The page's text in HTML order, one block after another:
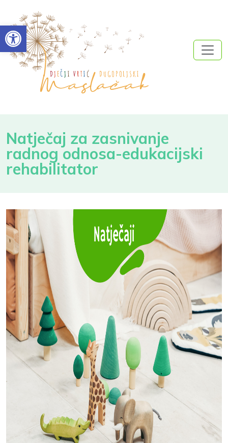
Natječaj za zasnivanje
radnog odnosa-edukacijski
rehabilitator
Open toolbar